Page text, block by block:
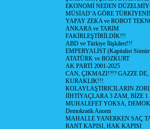
EKONOMİ NEDEN
MÜSİAD’A GÖRE
YAPAY ZEKA ve ROBOT
ANKARA ve TARIM
FAKİRLEŞTİRİLDİK!!!
ABD ve Türkiye İlişkileri!!!
EMPERYALİST (Kapitalist
ATATÜRK ve BOZKURT
AK PARTİ 2001-2025
CAN, ÇIKMAZI!?!? GAZZE
KURAKLIK!!!
KOLAYLAŞTIRICILARIN
İİHTİYAÇLARA 3 ZAM, BİZE
MUHALEFET YOKSA,
Demokratik Anomi
MAHALLE YANERKEN SAÇ
RANT KAPISI, HAK KAPISI